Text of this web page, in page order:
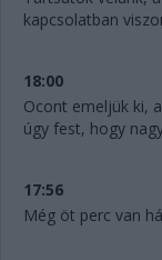
kapcsolatban
18:00
Ocont emeljük ki,
úgy fest, hogy
17:56
Még öt perc van